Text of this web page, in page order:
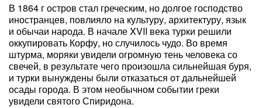
В 1864 г остров стал греческим, но долгое господство
иностранцев, повлияло на культуру, архитектуру, язык
и обычаи народа. В начале XVII века турки решили
оккупировать Корфу, но случилось чудо. Во время
штурма, моряки увидели огромную тень человека со
свечей, в результате чего произошла сильнейшая буря,
и турки вынуждены были отказаться от дальнейшей
осады города. В этом необычном событии греки
увидели святого Спиридона.